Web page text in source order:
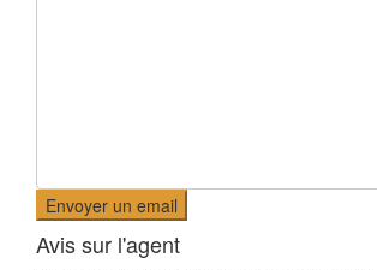
Avis sur l'agent